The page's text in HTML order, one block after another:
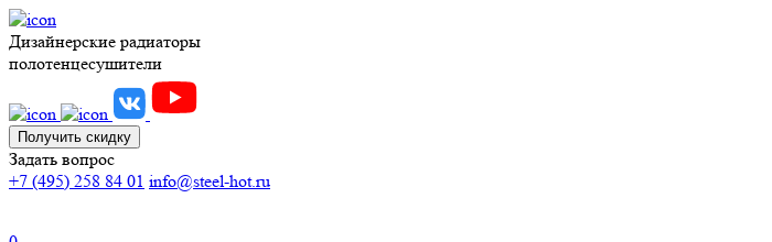
Дизайнерские радиаторы
полотенцесушители
Получить скидку
Задать вопрос
+7 (495) 258 84 01 info@steel-hot.ru